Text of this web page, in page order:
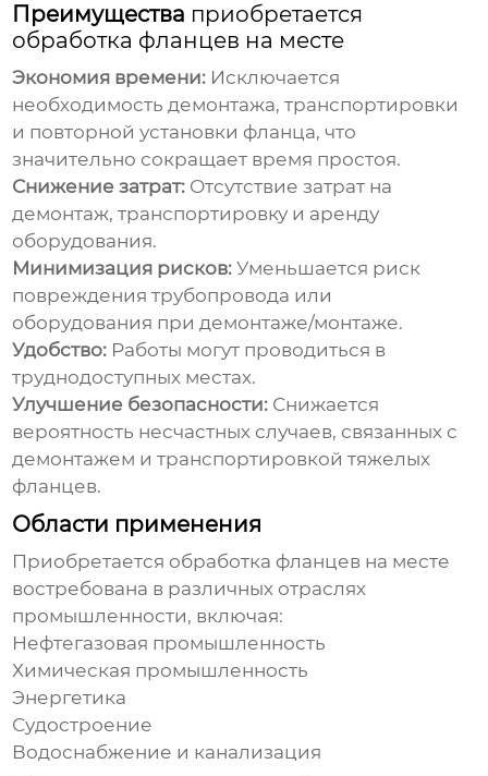
Преимущества приобретается
обработка фланцев на месте
Экономия времени: Исключается
необходимость демонтажа, транспортировки
и повторной установки фланца, что
значительно сокращает время простоя.
Снижение затрат: Отсутствие затрат на
демонтаж, транспортировку и аренду
оборудования.
Минимизация рисков: Уменьшается риск
повреждения трубопровода или
оборудования при демонтаже/монтаже.
Удобство: Работы могут проводиться в
труднодоступных местах.
Улучшение безопасности: Снижается
вероятность несчастных случаев, связанных с
демонтажем и транспортировкой тяжелых
фланцев.
Области применения
Приобретается обработка фланцев на месте
востребована в различных отраслях
промышленности, включая:
Нефтегазовая промышленность
Химическая промышленность
Энергетика
Судостроение
Водоснабжение и канализация